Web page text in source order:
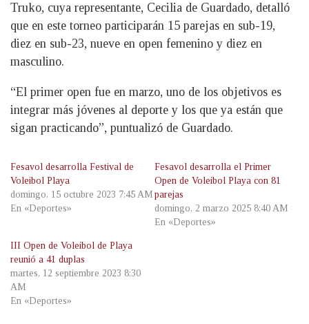
Truko, cuya representante, Cecilia de Guardado, detalló
que en este torneo participarán 15 parejas en sub-19,
diez en sub-23, nueve en open femenino y diez en
masculino.
“El primer open fue en marzo, uno de los objetivos es
integrar más jóvenes al deporte y los que ya están que
sigan practicando”, puntualizó de Guardado.
Fesavol desarrolla Festival de
Voleibol Playa
domingo, 15 octubre 2023 7:45 AM
En «Deportes»
Fesavol desarrolla el Primer
Open de Voleibol Playa con 81
parejas
domingo, 2 marzo 2025 8:40 AM
En «Deportes»
III Open de Voleibol de Playa
reunió a 41 duplas
martes, 12 septiembre 2023 8:30
AM
En «Deportes»